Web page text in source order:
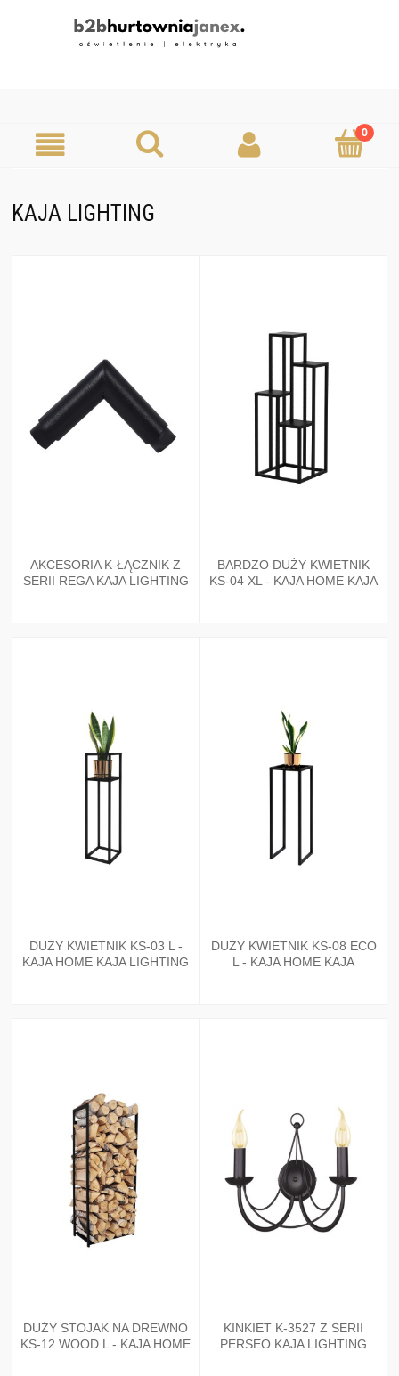
KAJA LIGHTING
AKCESORIA K-ŁĄCZNIK Z
SERII REGA KAJA LIGHTING
BARDZO DUŻY KWIETNIK
KS-04 XL - KAJA HOME KAJA
DUŻY KWIETNIK KS-03 L -
KAJA HOME KAJA LIGHTING
DUŻY KWIETNIK KS-08 ECO
L - KAJA HOME KAJA
DUŻY STOJAK NA DREWNO
KS-12 WOOD L - KAJA HOME
KINKIET K-3527 Z SERII
PERSEO KAJA LIGHTING